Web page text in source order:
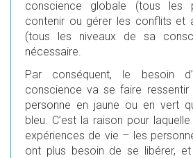
conscience globale (tous les
contenir ou gérer les conflits et
(tous les niveaux de sa
nécessaire.
Par conséquent, le besoin
conscience va se faire
personne en jaune ou en vert
bleu. C’est la raison pour
expériences de vie – les
ont plus besoin de se libérer,